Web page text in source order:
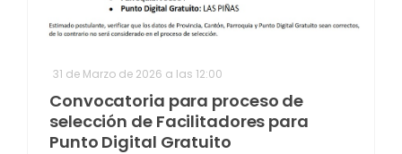
31 de Marzo de 2026 a las 12:00
Convocatoria para proceso de
selección de Facilitadores para
Punto Digital Gratuito